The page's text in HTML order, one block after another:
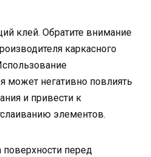
клей. Обратите внимание
каркасного
может негативно повлиять
и привести к
элементов.
поверхности перед